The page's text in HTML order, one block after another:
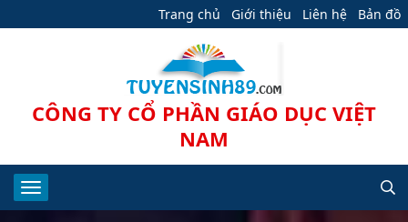
Trang chủ Giới thiệu Liên hệ Bản đồ
CÔNG TY CỔ PHẦN GIÁO DỤC VIỆT
NAM